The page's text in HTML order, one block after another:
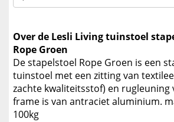
Over de Lesli Living tuinstoel
Rope Groen
De stapelstoel Rope Groen is een
tuinstoel met een zitting van
zachte kwaliteitsstof) en rugleuning
frame is van antraciet aluminium.
100kg